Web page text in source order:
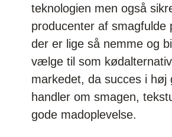
teknologien men også
producenter af smagfulde
der er lige så nemme og
vælge til som
markedet, da succes i høj
handler om smagen,
gode madoplevelse.